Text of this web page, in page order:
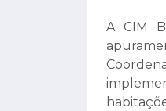
A CIM